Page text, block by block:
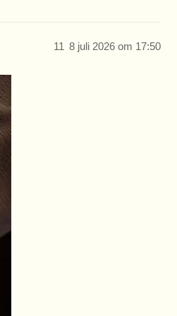
8 juli 2026 om 17:50
11